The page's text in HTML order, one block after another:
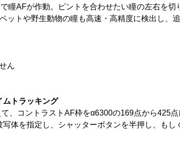
AFが作動。ピントを合わせたい瞳の左右を切
トや野生動物の瞳も高速・高精度に検出し、追
ん
ムトラッキング
、コントラストAF枠をα6300の169点から425
体を指定し、シャッターボタンを半押し、もし